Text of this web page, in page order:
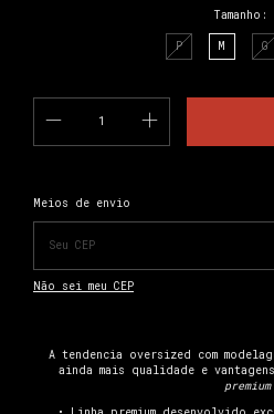
Tamanho:
P M G
Entregas para o CEP:
Meios de envio
Não sei meu CEP
A tendencia oversized com
ainda mais qualidade e
premium